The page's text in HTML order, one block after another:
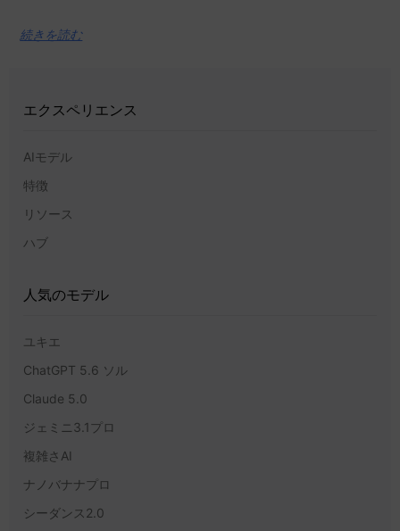
続きを読む
エクスペリエンス
AIモデル
特徴
リソース
ハブ
人気のモデル
ユキエ
ChatGPT 5.6 ソル
Claude 5.0
ジェミニ3.1プロ
複雑さAI
ナノバナナプロ
シーダンス2.0